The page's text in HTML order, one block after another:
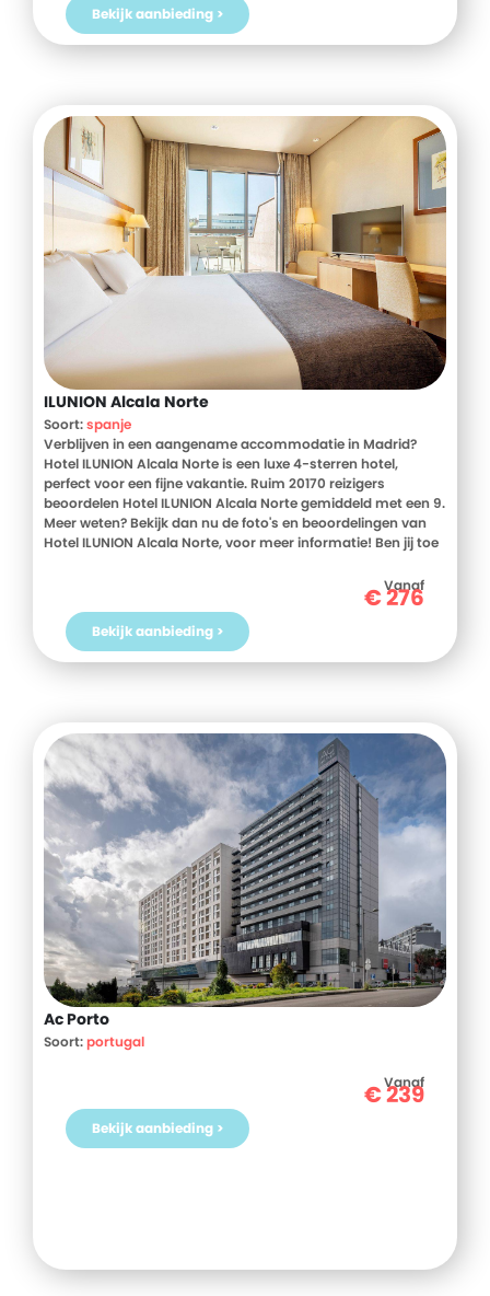
Bekijk aanbieding >
ILUNION Alcala Norte
Soort:spanje
Verblijven in een aangename accommodatie in Madrid?
Hotel ILUNION Alcala Norte is een luxe 4-sterren hotel,
perfect voor een fijne vakantie. Ruim 20170 reizigers
beoordelen Hotel ILUNION Alcala Norte gemiddeld met een 9.
Meer weten? Bekijk dan nu de foto's en beoordelingen van
Hotel ILUNION Alcala Norte, voor meer informatie! Ben jij toe
Vanaf
€276
Bekijk aanbieding >
Ac Porto
Soort:portugal
Vanaf
€239
Bekijk aanbieding >